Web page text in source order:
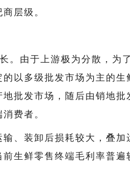
层级。
。由于上游极为分散，为
以多级批发市场为主的生
批发市场，随后由销地批
费者。
、装卸后损耗较大，叠加
生鲜零售终端毛利率普遍